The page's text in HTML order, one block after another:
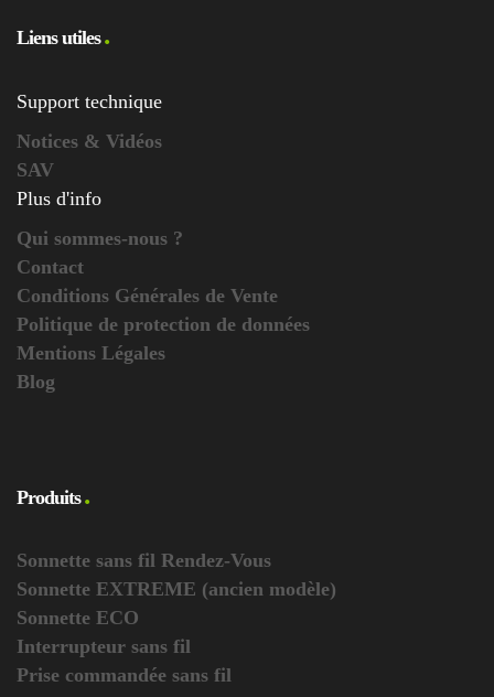
Liens utiles
Support technique
Notices & Vidéos
SAV
Plus d'info
Qui sommes-nous ?
Contact
Conditions Générales de Vente
Politique de protection de données
Mentions Légales
Blog
Produits
Sonnette sans fil Rendez-Vous
Sonnette EXTREME (ancien modèle)
Sonnette ECO
Interrupteur sans fil
Prise commandée sans fil